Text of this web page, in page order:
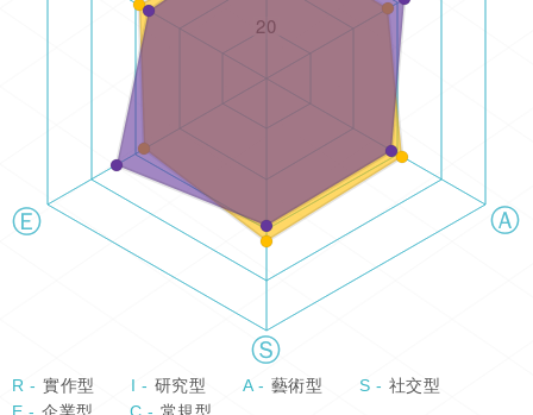
R - 實作型 I - 研究型 A - 藝術型 S - 社交型